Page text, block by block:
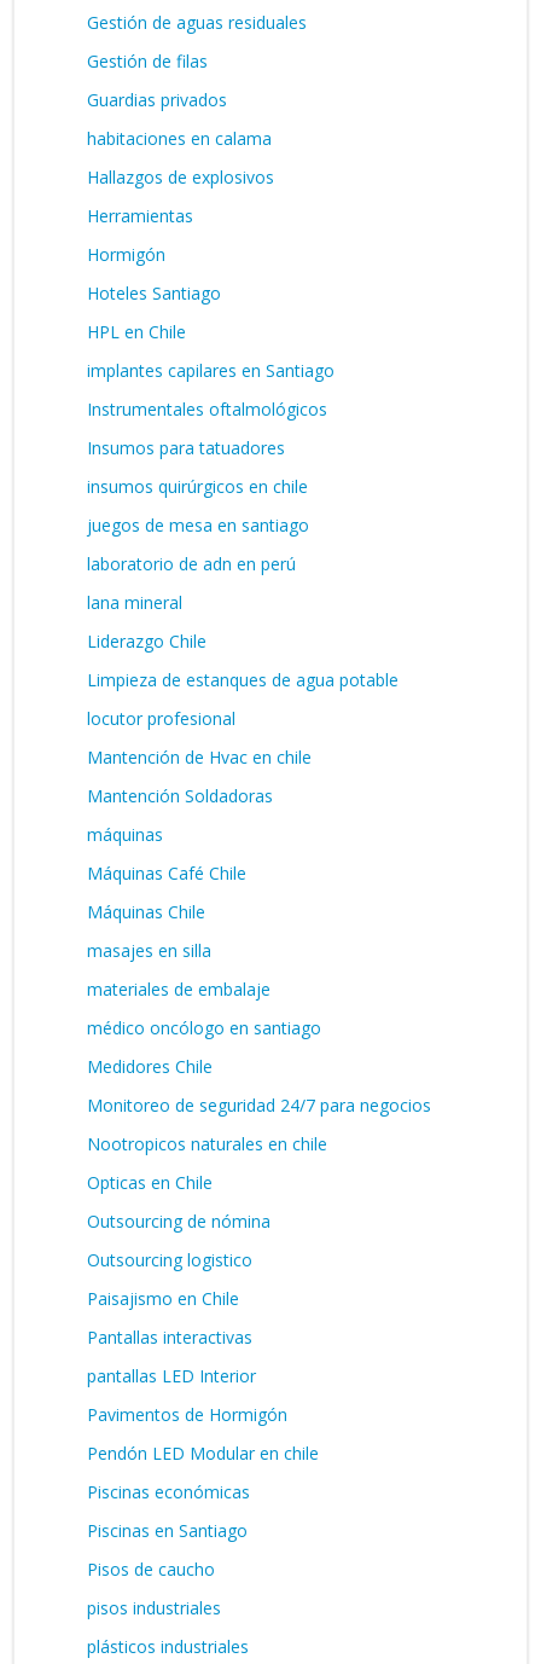
Gestión de aguas residuales
Gestión de filas
Guardias privados
habitaciones en calama
Hallazgos de explosivos
Herramientas
Hormigón
Hoteles Santiago
HPL en Chile
implantes capilares en Santiago
Instrumentales oftalmológicos
Insumos para tatuadores
insumos quirúrgicos en chile
juegos de mesa en santiago
laboratorio de adn en perú
lana mineral
Liderazgo Chile
Limpieza de estanques de agua potable
locutor profesional
Mantención de Hvac en chile
Mantención Soldadoras
máquinas
Máquinas Café Chile
Máquinas Chile
masajes en silla
materiales de embalaje
médico oncólogo en santiago
Medidores Chile
Monitoreo de seguridad 24/7 para negocios
Nootropicos naturales en chile
Opticas en Chile
Outsourcing de nómina
Outsourcing logistico
Paisajismo en Chile
Pantallas interactivas
pantallas LED Interior
Pavimentos de Hormigón
Pendón LED Modular en chile
Piscinas económicas
Piscinas en Santiago
Pisos de caucho
pisos industriales
plásticos industriales